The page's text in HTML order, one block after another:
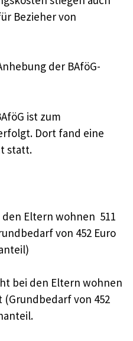
Bezieher von
der BAföG-
ist zum
Dort fand eine
statt.
Eltern wohnen 511
von 452 Euro
bei den Eltern wohnen
(Grundbedarf von 452